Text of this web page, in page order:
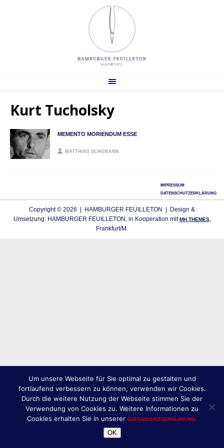
Kurt Tucholsky
MEMENTO MORIENDUM ESSE
MATTHIAS SCHUMANN
IMPRESSUM
DATENSCHUTZERKLÄRUNG
Copyright © 2026 | HAMBURGER FEUILLETON | Design &
Umsetzung: HAMBURGER FEUILLETON, in Kooperation mitMH THEMES,
Frankfurt/M.
Um unsere Webseite für Sie optimal zu gestalten und
fortlaufend verbessern zu können, verwenden wir Cookies.
Durch die weitere Nutzung der Webseite stimmen Sie der
Verwendung von Cookies zu. Weitere Informationen zu
Cookies erhalten Sie in unserer DATENSCHUTZERKLÄRUNG.
OK